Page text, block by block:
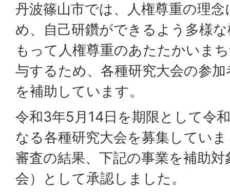
丹波篠山市では、人権尊重の理
め、自己研鑽ができるよう多様
もって人権尊重のあたたかいま
与するため、各種研究大会の参
を補助しています。
令和3年5月14日を期限として令
なる各種研究大会を募集してい
審査の結果、下記の事業を補助
会）として承認しました。